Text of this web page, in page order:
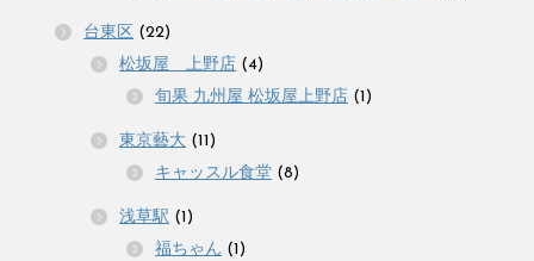
台東区 (22)
松坂屋 上野店 (4)
旬果 九州屋 松坂屋上野店 (1)
東京藝大 (11)
キャッスル食堂 (8)
浅草駅 (1)
福ちゃん (1)